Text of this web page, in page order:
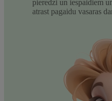
pieredzi un iespaidiem
atrast pagaidu vasaras